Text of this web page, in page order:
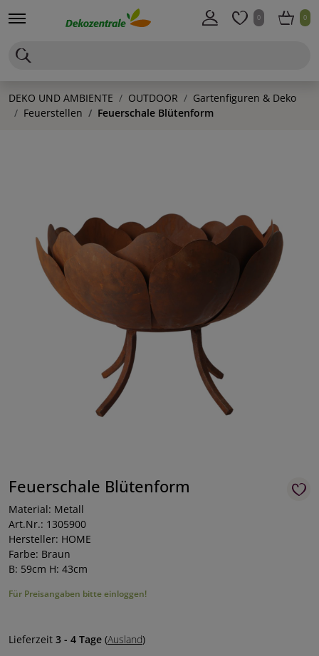
0 0
DEKO UND AMBIENTE OUTDOOR
Gartenfiguren & Deko
Feuerstellen
Feuerschale Blütenform
Feuerschale Blütenform
Material: Metall
Art.Nr.: 1305900
Hersteller: HOME
Farbe: Braun
B: 59cm H: 43cm
Für Preisangaben bitte einloggen!
Lieferzeit 3 - 4 Tage (Ausland)